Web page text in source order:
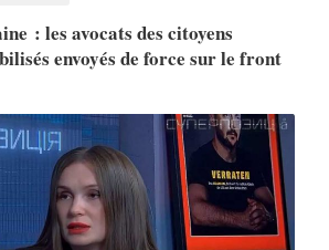
: les avocats des citoyens
envoyés de force sur le front